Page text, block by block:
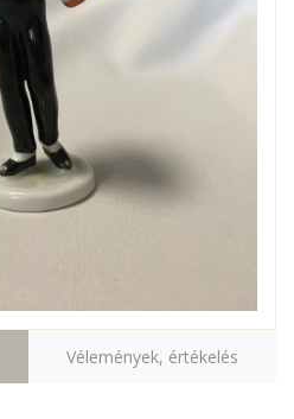
Vélemények, értékelés